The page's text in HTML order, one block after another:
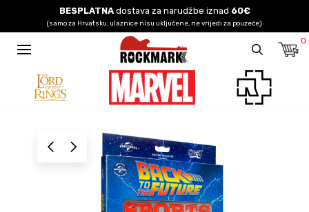
BESPLATNAdostava za narudžbe iznad 60€
(samo za Hrvatsku, ulaznice nisu uključene, ne vrijedi za pouzeće)
0